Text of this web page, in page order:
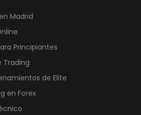
Madrid
Principiantes
Trading
de Elite
en Forex